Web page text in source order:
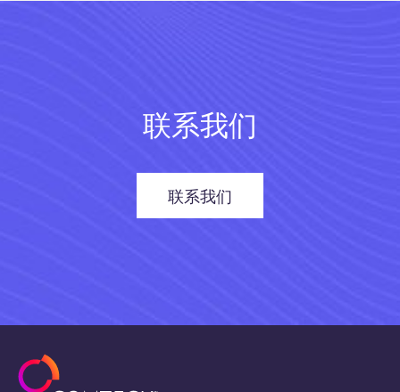
联系我们
联系我们